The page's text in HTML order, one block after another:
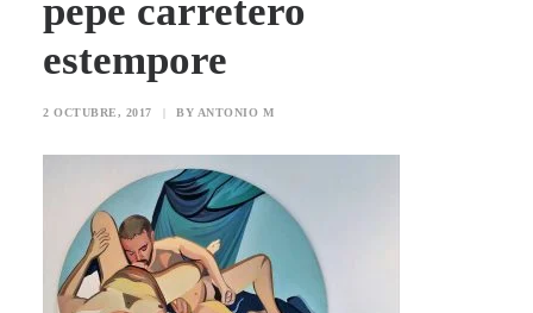
pepe carretero
estempore
2 OCTUBRE, 2017 | BY ANTONIO M